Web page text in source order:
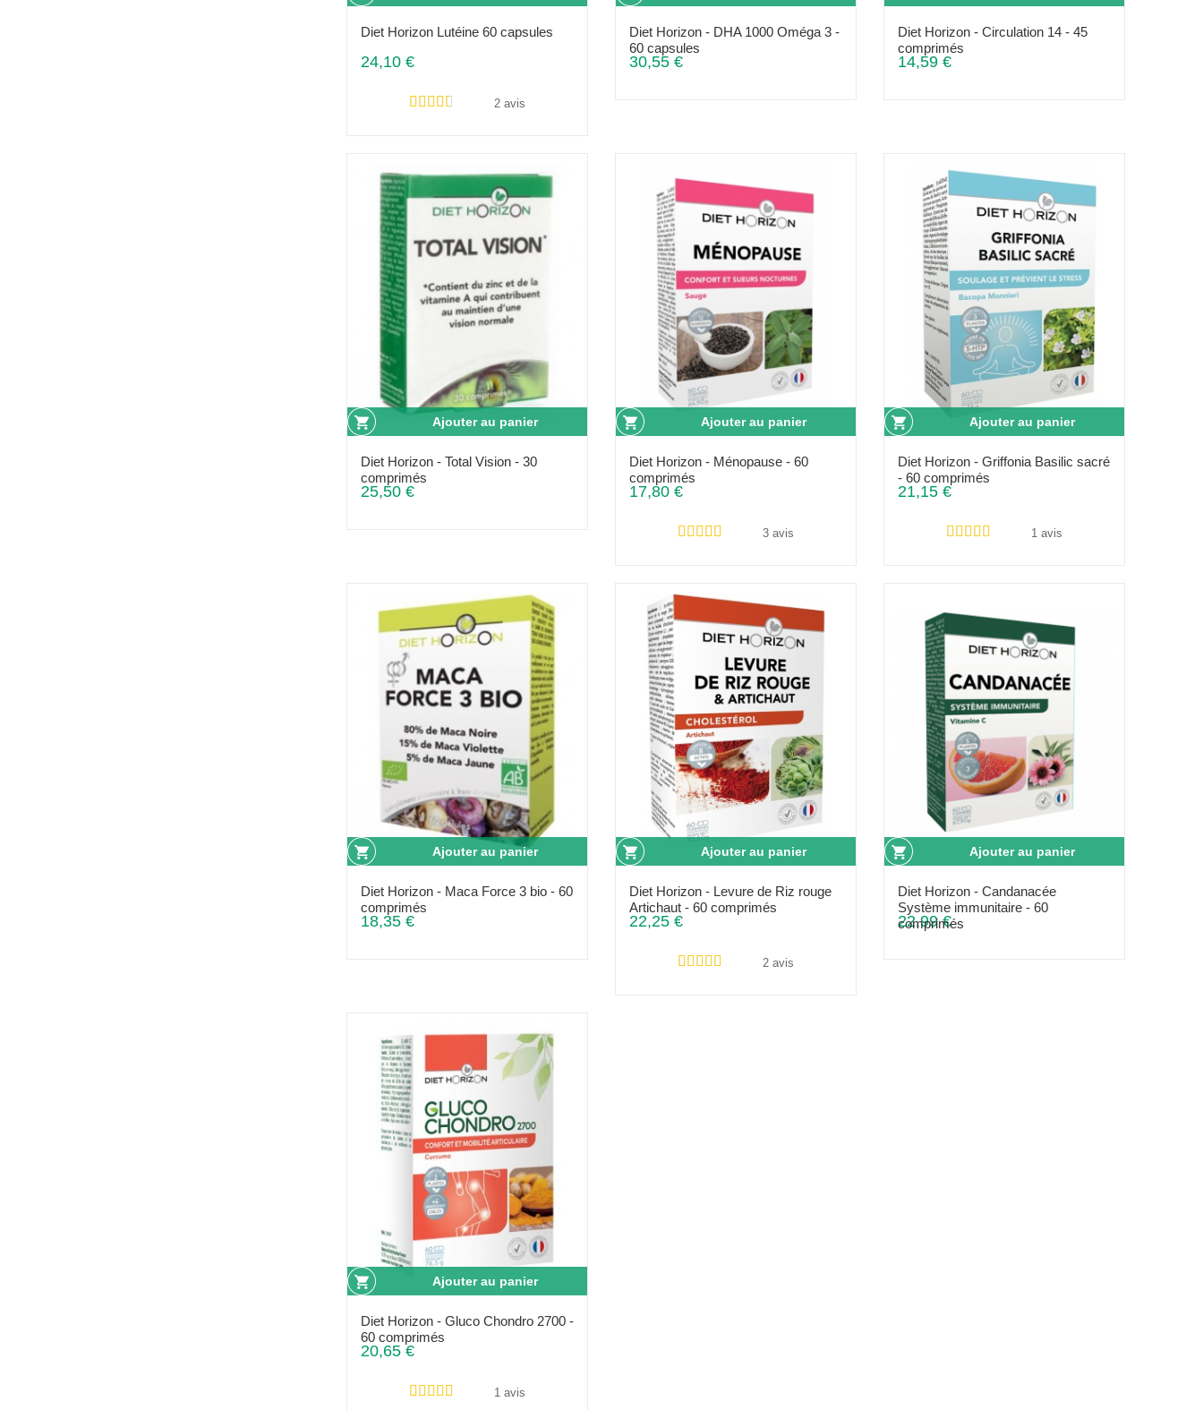
Diet Horizon Lutéine 60 capsules
24,10 €
2 avis
Diet Horizon - DHA 1000 Oméga 3 -
60 capsules
30,55 €
Diet Horizon - Circulation 14 - 45
comprimés
14,59 €
Ajouter au panier
Diet Horizon - Total Vision - 30
comprimés
25,50 €
Ajouter au panier
Diet Horizon - Ménopause - 60
comprimés
17,80 €
3 avis
Ajouter au panier
Diet Horizon - Griffonia Basilic sacré
- 60 comprimés
21,15 €
1 avis
Ajouter au panier
Diet Horizon - Maca Force 3 bio - 60
comprimés
18,35 €
Ajouter au panier
Diet Horizon - Levure de Riz rouge
Artichaut - 60 comprimés
22,25 €
2 avis
Ajouter au panier
Diet Horizon - Candanacée
Système immunitaire - 60
comprimés
22,99 €
Ajouter au panier
Diet Horizon - Gluco Chondro 2700 -
60 comprimés
20,65 €
1 avis